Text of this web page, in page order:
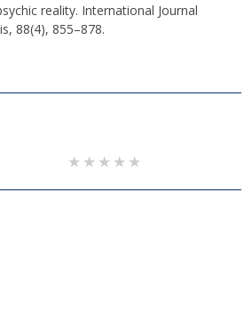
reality. International Journal
88(4), 855–878.
4 stars
3 stars
2 stars
1 star